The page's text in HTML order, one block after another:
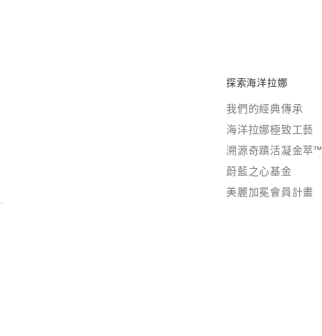
探索海洋拉娜
我們的經典傳承
海洋拉娜極致工藝
溯源奇蹟活凝金萃™
蔚藍之心基金
美麗加冕會員計畫